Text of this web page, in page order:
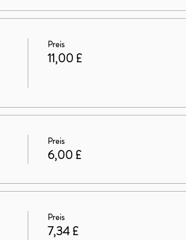
Preis
11,00 £
Preis
6,00 £
Preis
7,34 £